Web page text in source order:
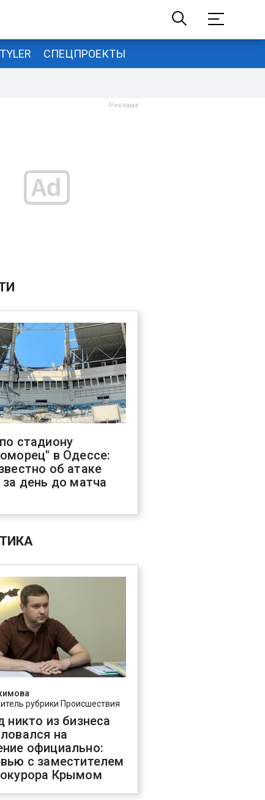
СПЕЦПРОЕКТЫ
стадиону
в Одессе:
об атаке
за день до матча
рубрики Происшествия
никто из бизнеса
на
официально:
с заместителем
Крымом